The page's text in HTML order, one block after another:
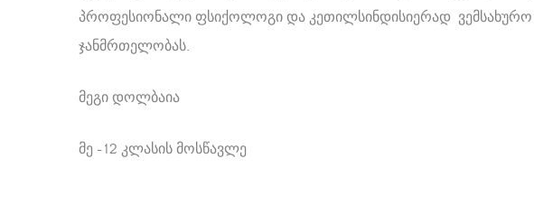
პროფესიონალი ფსიქოლოგი და კეთილსინდისიერად ვემსახურო
ჯანმრთელობას.
მეგი დოლბაია
მე -12 კლასის მოსწავლე